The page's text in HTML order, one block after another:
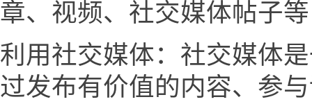
章、视频、社交媒体帖子
利用社交媒体：社交媒体
过发布有价值的内容、参